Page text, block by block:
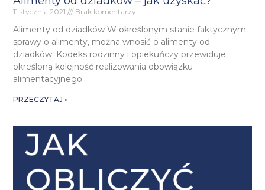
11 stycznia 2021 Brak komentarzy
Alimenty od dziadków W określonym stanie faktycznym
sprawy o alimenty, można wnosić o alimenty od
dziadków. Kodeks rodzinny i opiekuńczy przewiduje
określoną kolejność realizowania obowiązku
alimentacyjnego.
PRZECZYTAJ »